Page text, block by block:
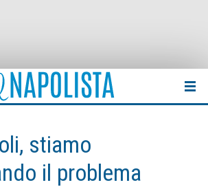
stiamo
il problema